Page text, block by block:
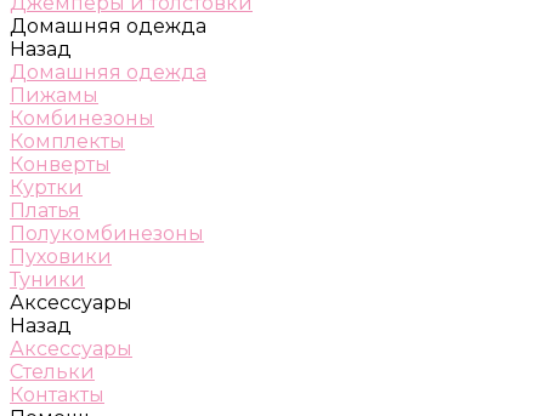
Домашняя одежда
Назад
Домашняя одежда
Пижамы
Комбинезоны
Комплекты
Конверты
Куртки
Платья
Полукомбинезоны
Пуховики
Туники
Аксессуары
Назад
Аксессуары
Стельки
Контакты